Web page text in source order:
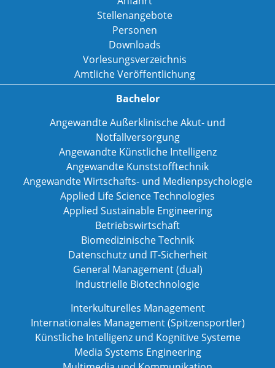
Stellenangebote
Personen
Downloads
Vorlesungsverzeichnis
Amtliche Veröffentlichung
Bachelor
Angewandte Außerklinische Akut- und
Notfallversorgung
Angewandte Künstliche Intelligenz
Angewandte Kunststofftechnik
Angewandte Wirtschafts- und Medienpsychologie
Applied Life Science Technologies
Applied Sustainable Engineering
Betriebswirtschaft
Biomedizinische Technik
Datenschutz und IT-Sicherheit
General Management (dual)
Industrielle Biotechnologie
Interkulturelles Management
Internationales Management (Spitzensportler)
Künstliche Intelligenz und Kognitive Systeme
Media Systems Engineering